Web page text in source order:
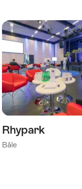
Rhypark
Bâle